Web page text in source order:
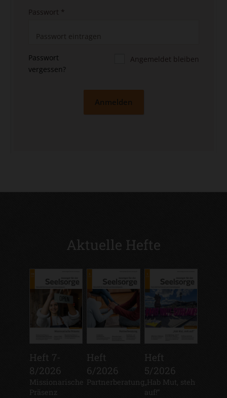
Passwort *
Passwort
vergessen?
Angemeldet bleiben
Anmelden
Aktuelle Hefte
Heft 7-
8/2026
:
Missionarische
Präsenz
Heft
6/2026
:
Partnerberatung
Heft
5/2026
:
„Hab Mut, steh
auf!“